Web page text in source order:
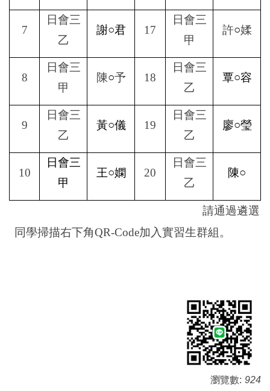
7
日會三
乙
謝○君 17
日會三
甲
許○媃
8
日會三
甲
陳○予 18
日會三
乙
覃○容
9
日會三
乙
黃○儀 19
日會三
乙
廖○瑩
10
日會三
甲
王○嫻 20
日會三
乙
陳○
請通過遴選
同學掃描右下角QR-Code加入實習生群組。
瀏覽數: 924